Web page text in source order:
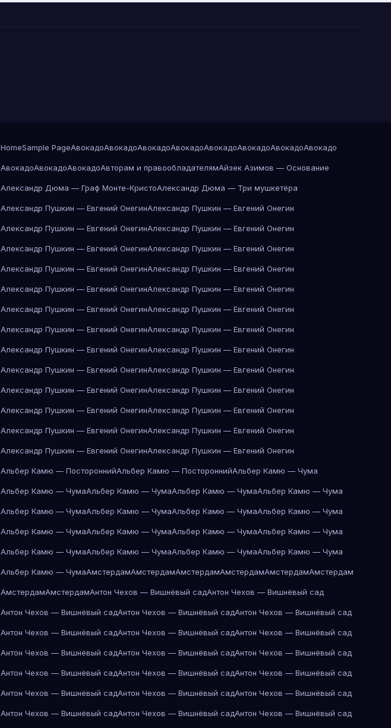
HomeSample PageАвокадоАвокадоАвокадоАвокадоАвокадоАвокадоАвокадоАвокадо
АвокадоАвокадоАвокадоАвторам и правообладателямАйзек Азимов — Основание
Александр Дюма — Граф Монте-КристоАлександр Дюма — Три мушкетёра
Александр Пушкин — Евгений ОнегинАлександр Пушкин — Евгений Онегин
Александр Пушкин — Евгений ОнегинАлександр Пушкин — Евгений Онегин
Александр Пушкин — Евгений ОнегинАлександр Пушкин — Евгений Онегин
Александр Пушкин — Евгений ОнегинАлександр Пушкин — Евгений Онегин
Александр Пушкин — Евгений ОнегинАлександр Пушкин — Евгений Онегин
Александр Пушкин — Евгений ОнегинАлександр Пушкин — Евгений Онегин
Александр Пушкин — Евгений ОнегинАлександр Пушкин — Евгений Онегин
Александр Пушкин — Евгений ОнегинАлександр Пушкин — Евгений Онегин
Александр Пушкин — Евгений ОнегинАлександр Пушкин — Евгений Онегин
Александр Пушкин — Евгений ОнегинАлександр Пушкин — Евгений Онегин
Александр Пушкин — Евгений ОнегинАлександр Пушкин — Евгений Онегин
Александр Пушкин — Евгений ОнегинАлександр Пушкин — Евгений Онегин
Александр Пушкин — Евгений ОнегинАлександр Пушкин — Евгений Онегин
Альбер Камю — ПостороннийАльбер Камю — ПостороннийАльбер Камю — Чума
Альбер Камю — ЧумаАльбер Камю — ЧумаАльбер Камю — ЧумаАльбер Камю — Чума
Альбер Камю — ЧумаАльбер Камю — ЧумаАльбер Камю — ЧумаАльбер Камю — Чума
Альбер Камю — ЧумаАльбер Камю — ЧумаАльбер Камю — ЧумаАльбер Камю — Чума
Альбер Камю — ЧумаАльбер Камю — ЧумаАльбер Камю — ЧумаАльбер Камю — Чума
Альбер Камю — ЧумаАмстердамАмстердамАмстердамАмстердамАмстердамАмстердам
АмстердамАмстердамАнтон Чехов — Вишнёвый садАнтон Чехов — Вишнёвый сад
Антон Чехов — Вишнёвый садАнтон Чехов — Вишнёвый садАнтон Чехов — Вишнёвый сад
Антон Чехов — Вишнёвый садАнтон Чехов — Вишнёвый садАнтон Чехов — Вишнёвый сад
Антон Чехов — Вишнёвый садАнтон Чехов — Вишнёвый садАнтон Чехов — Вишнёвый сад
Антон Чехов — Вишнёвый садАнтон Чехов — Вишнёвый садАнтон Чехов — Вишнёвый сад
Антон Чехов — Вишнёвый садАнтон Чехов — Вишнёвый садАнтон Чехов — Вишнёвый сад
Антон Чехов — Вишнёвый садАнтон Чехов — Вишнёвый садАнтон Чехов — Вишнёвый сад